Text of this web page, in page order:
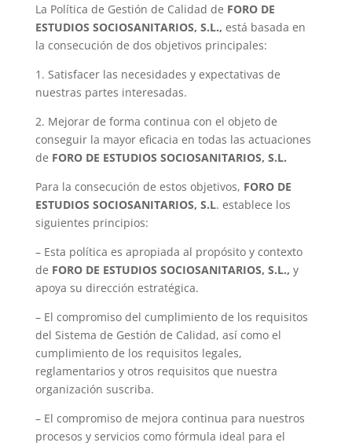
La Política de Gestión de Calidad de FORO DE
ESTUDIOS SOCIOSANITARIOS, S.L., está basada en
la consecución de dos objetivos principales:
1. Satisfacer las necesidades y expectativas de
nuestras partes interesadas.
2. Mejorar de forma continua con el objeto de
conseguir la mayor eficacia en todas las actuaciones
de FORO DE ESTUDIOS SOCIOSANITARIOS, S.L.
Para la consecución de estos objetivos, FORO DE
ESTUDIOS SOCIOSANITARIOS, S.L. establece los
siguientes principios:
– Esta política es apropiada al propósito y contexto
de FORO DE ESTUDIOS SOCIOSANITARIOS, S.L., y
apoya su dirección estratégica.
– El compromiso del cumplimiento de los requisitos
del Sistema de Gestión de Calidad, así como el
cumplimiento de los requisitos legales,
reglamentarios y otros requisitos que nuestra
organización suscriba.
– El compromiso de mejora continua para nuestros
procesos y servicios como fórmula ideal para el